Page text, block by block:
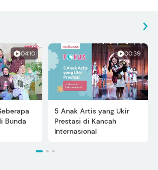
04:10
Bunda
00:39
5 Anak Artis yang Ukir
Prestasi di Kancah
Internasional